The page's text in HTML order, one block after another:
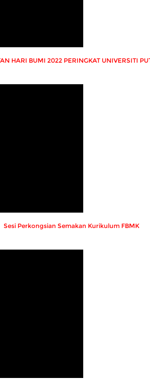
HARI BUMI 2022 PERINGKAT UNIVERSITI
Sesi Perkongsian Semakan Kurikulum FBMK